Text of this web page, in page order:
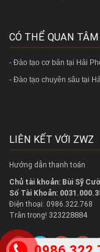
CÓ THỂ QUAN TÂM
- Đào tạo cơ bản tại Hải
- Đào tạo chuyên sâu tại
LIÊN KẾT VỚI ZWZ
Hướng dẫn thanh toán
Chủ tài khoản: Bùi Sỹ
Số Tài Khoản:
Điện thoại: 0986.322.768
Trân trọng! 323228884